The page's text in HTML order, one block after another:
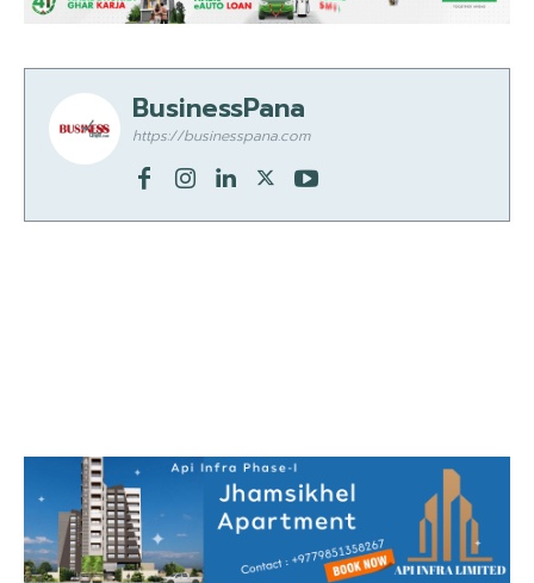
BusinessPana
https://businesspana.com